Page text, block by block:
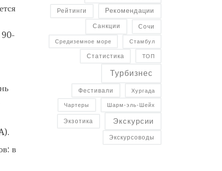
90-
в
Рейтинги Рекомендации
Санкции Сочи
Средиземное море Стамбул
Статистика ТОП
Турбизнес
Фестивали Хургада
Чартеры Шарм-эль-Шейх
Экзотика Экскурсии
Экскурсоводы